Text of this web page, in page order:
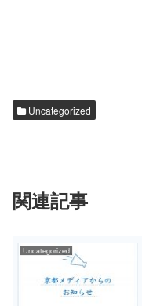
Uncategorized
関連記事
Uncategorized